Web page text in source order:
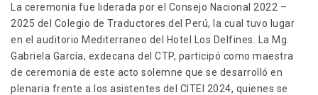
La ceremonia fue liderada por el Consejo Nacional 2022 –
2025 del Colegio de Traductores del Perú, la cual tuvo lugar
en el auditorio Mediterraneo del Hotel Los Delfines. La Mg.
Gabriela García, exdecana del CTP, participó como maestra
de ceremonia de este acto solemne que se desarrolló en
plenaria frente a los asistentes del CITEI 2024, quienes se